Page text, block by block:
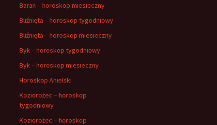
Baran – horoskop miesieczny
Bliźnięta – horoskop tygodniowy
Bliźnięta – horoskop miesieczny
Byk – horoskop tygodniowy
Byk – horoskop miesieczny
Horoskop Anielski
Koziorożec – horoskop
tygodniowy
Koziorożec – horoskop